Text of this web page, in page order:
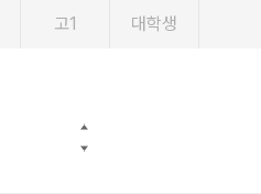
고1 대학생